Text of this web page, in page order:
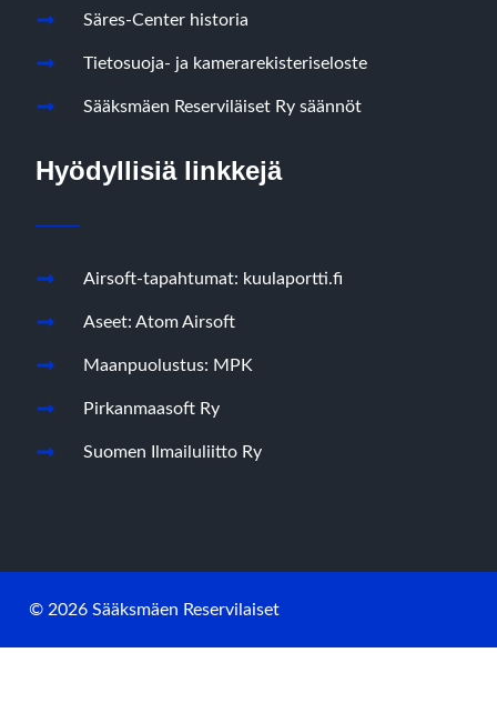
Säres-Center historia
Tietosuoja- ja kamerarekisteriseloste
Sääksmäen Reserviläiset Ry säännöt
Hyödyllisiä linkkejä
Airsoft-tapahtumat: kuulaportti.fi
Aseet: Atom Airsoft
Maanpuolustus: MPK
Pirkanmaasoft Ry
Suomen Ilmailuliitto Ry
© 2026 Sääksmäen Reservilaiset